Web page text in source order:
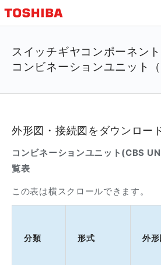
スイッチギヤコンポーネント
コンビネーションユニット
外形図・接続図をダウンロー
コンビネーションユニット(CBS
覧表
この表は横スクロールできます。
分類 形式 外形